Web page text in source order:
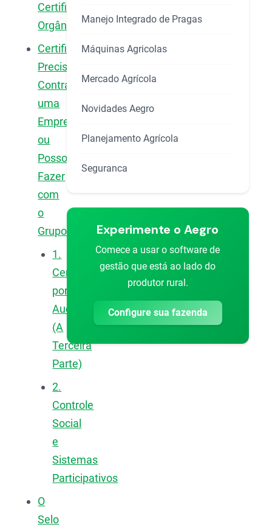
Certificação
Orgânica
Certificação:
Preciso
Contratar
uma
Empresa
ou
Posso
Fazer
com
o
Grupo?
1.
Certificação
por
Auditoria
(A
Terceira
Parte)
2.
Controle
Social
e
Sistemas
Participativos
O
Selo
Manejo Integrado de Pragas
Máquinas Agricolas
Mercado Agrícola
Novidades Aegro
Planejamento Agrícola
Seguranca
Experimente o Aegro
Comece a usar o software de
gestão que está ao lado do
produtor rural.
Configure sua fazenda